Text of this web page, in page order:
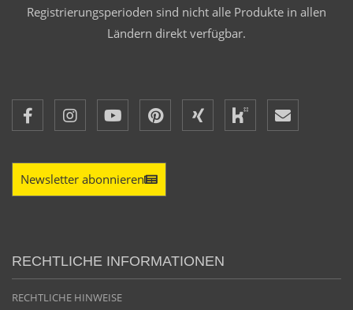
Registrierungsperioden sind nicht alle Produkte in allen
Ländern direkt verfügbar.
Newsletter abonnieren
RECHTLICHE INFORMATIONEN
RECHTLICHE HINWEISE